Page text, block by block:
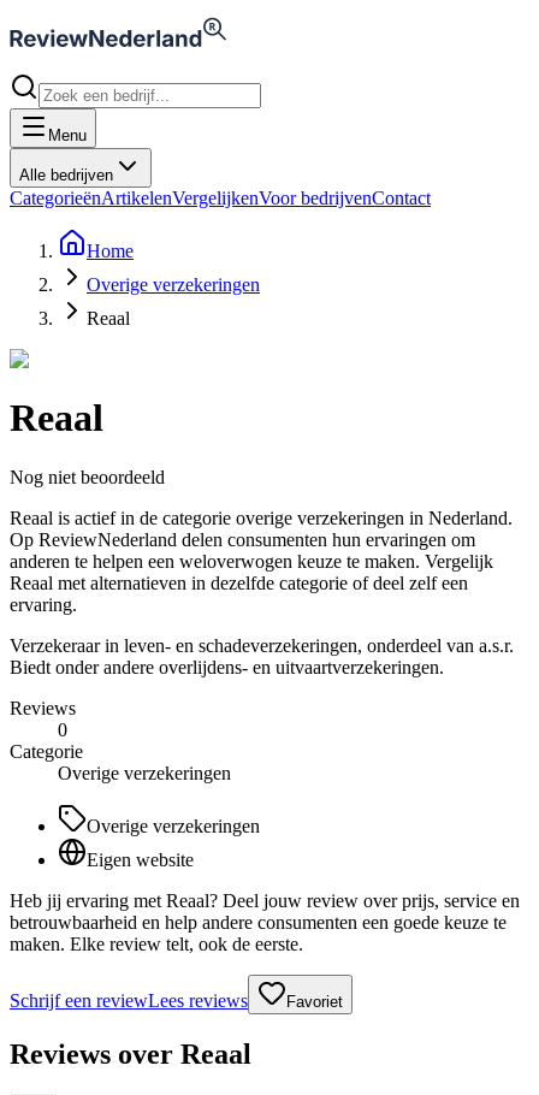
Menu
Alle bedrijven
CategorieënArtikelenVergelijkenVoor bedrijvenContact
Home
Overige verzekeringen
Reaal
Reaal
Nog niet beoordeeld
Reaal is actief in de categorie overige verzekeringen in Nederland.
Op ReviewNederland delen consumenten hun ervaringen om
anderen te helpen een weloverwogen keuze te maken. Vergelijk
Reaal met alternatieven in dezelfde categorie of deel zelf een
ervaring.
Verzekeraar in leven- en schadeverzekeringen, onderdeel van a.s.r.
Biedt onder andere overlijdens- en uitvaartverzekeringen.
Reviews
0
Categorie
Overige verzekeringen
Overige verzekeringen
Eigen website
Heb jij ervaring met Reaal? Deel jouw review over prijs, service en
betrouwbaarheid en help andere consumenten een goede keuze te
maken. Elke review telt, ook de eerste.
Schrijf een reviewLees reviews Favoriet
Reviews over Reaal